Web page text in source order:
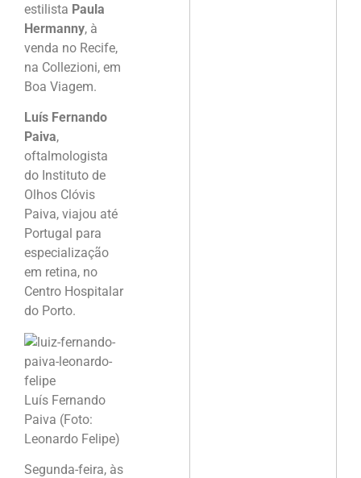
estilista Paula
Hermanny, à
venda no Recife,
na Collezioni, em
Boa Viagem.
Luís Fernando
Paiva,
oftalmologista
do Instituto de
Olhos Clóvis
Paiva, viajou até
Portugal para
especialização
em retina, no
Centro Hospitalar
do Porto.
Luís Fernando
Paiva (Foto:
Leonardo Felipe)
Segunda-feira, às